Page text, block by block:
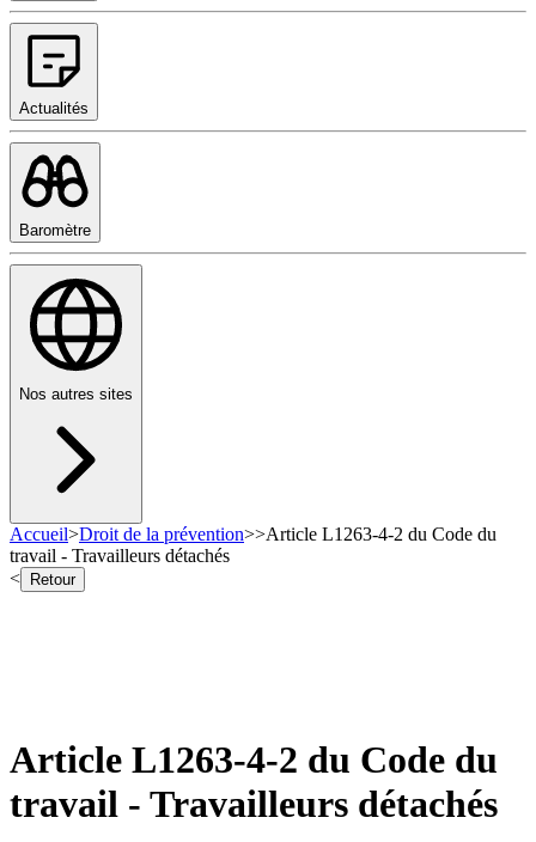
Actualités
Baromètre
Nos autres sites
Accueil>Droit de la prévention>>Article L1263-4-2 du Code du
travail - Travailleurs détachés
<
Retour
Article L1263-4-2 du Code du
travail - Travailleurs détachés